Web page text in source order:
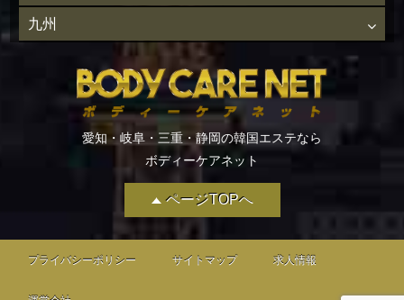
ページTOPへ
九州
愛知・岐阜・三重・静岡の韓国エステなら
ボディーケアネット
プライバシーポリシー サイトマップ 求人情報